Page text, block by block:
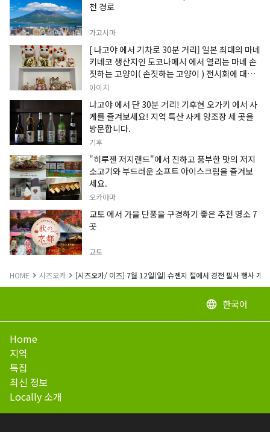
천 경로
가고시마
[ 나고야 에서 기차로 30분 거리] 일본 최대의 마네
키네코 생산지인 도코나메시 에서 열리는 마네 손
짓하는 고양이( 손짓하는 고양이 ) 전시회에 대한
정보입니다.
아이치
나고야 에서 단 30분 거리! 기후현 오가키 에서 사
케를 즐겨보세요! 지역 특산 사케 양조장 세 곳을
방문합니다.
기후
"히루젠 저지랜드"에서 진하고 풍부한 맛의 저지
소고기와 부드러운 소프트 아이스크림을 즐겨보
세요.
오카야마
교토 에서 가을 단풍을 구경하기 좋은 추천 명소 7
곳
교토
HOME 시즈오카 [시즈오카/ 이즈] 7월 12일(일) 슈젠지 절에서 경전 필사 행사 개
language 한국어
Home
지역
특집
최신 정보
Locally 소개